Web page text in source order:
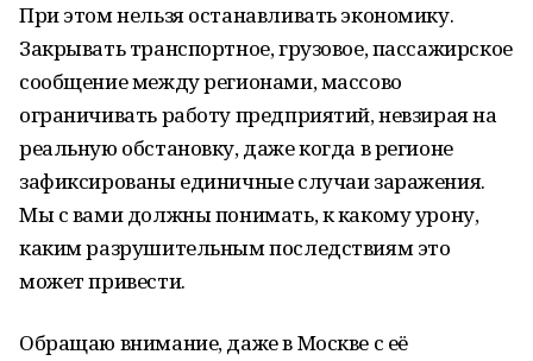
При этом нельзя останавливать экономику.
Закрывать транспортное, грузовое, пассажирское
сообщение между регионами, массово
ограничивать работу предприятий, невзирая на
реальную обстановку, даже когда в регионе
зафиксированы единичные случаи заражения.
Мы с вами должны понимать, к какому урону,
каким разрушительным последствиям это
может привести.
Обращаю внимание, даже в Москве с её